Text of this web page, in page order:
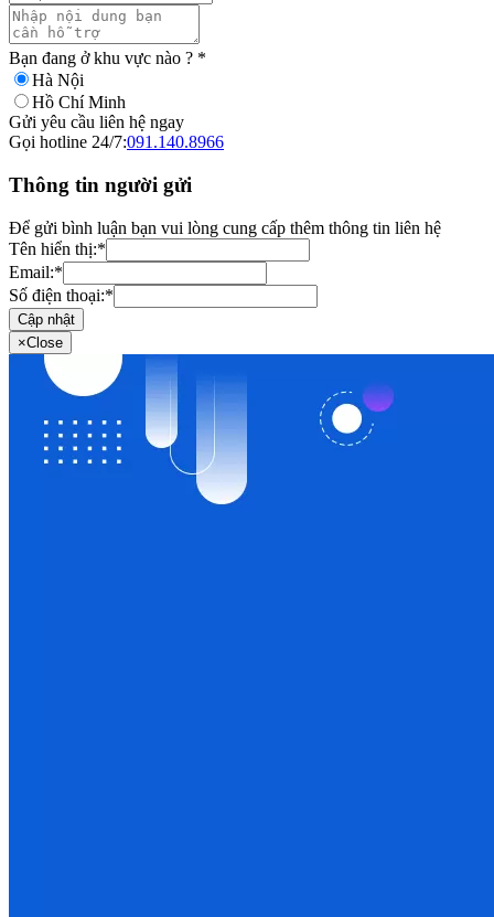
Bạn đang ở khu vực nào ? *
Hà Nội
Hồ Chí Minh
Gửi yêu cầu liên hệ ngay
Gọi hotline 24/7:091.140.8966
Thông tin người gửi
Để gửi bình luận bạn vui lòng cung cấp thêm thông tin liên hệ
Tên hiển thị:*
Email:*
Số điện thoại:*
Cập nhật
×Close